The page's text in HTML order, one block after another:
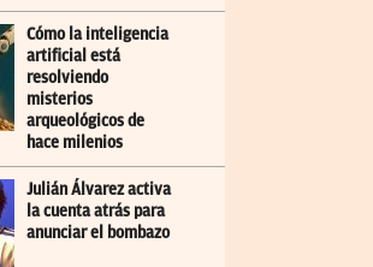
Cómo la inteligencia
artificial está
resolviendo
misterios
arqueológicos de
hace milenios
Julián Álvarez activa
la cuenta atrás para
anunciar el bombazo